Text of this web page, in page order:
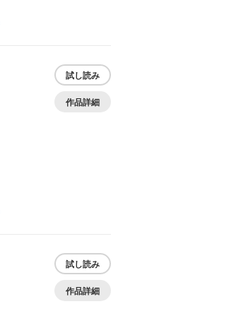
試し読み
作品詳細
試し読み
作品詳細